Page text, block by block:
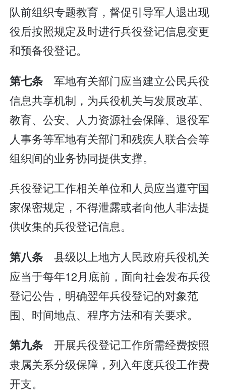
队前组织专题教育，督促引导军人退出现
役后按照规定及时进行兵役登记信息变更
和预备役登记。
第七条军地有关部门应当建立公民兵役
信息共享机制，为兵役机关与发展改革、
教育、公安、人力资源社会保障、退役军
人事务等军地有关部门和残疾人联合会等
组织间的业务协同提供支撑。
兵役登记工作相关单位和人员应当遵守国
家保密规定，不得泄露或者向他人非法提
供收集的兵役登记信息。
第八条县级以上地方人民政府兵役机关
应当于每年12月底前，面向社会发布兵役
登记公告，明确翌年兵役登记的对象范
围、时间地点、程序方法和有关要求。
第九条开展兵役登记工作所需经费按照
隶属关系分级保障，列入年度兵役工作费
开支。